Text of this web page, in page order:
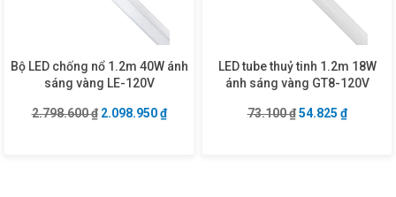
Bộ LED chống nổ 1.2m 40W ánh
sáng vàng LE-120V
2.798.600₫ Giá gốc là: 2.798.600 ₫.
2.098.950₫Giá hiện tại là: 2.098.950 ₫.
LED tube thuỷ tinh 1.2m 18W
ánh sáng vàng GT8-120V
73.100₫ Giá gốc là:
54.825 ₫Giá hiện